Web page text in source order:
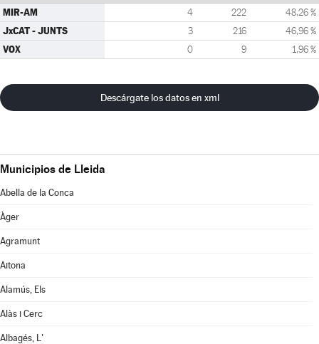
MIR-AM 4 222 48,26 %
JxCAT - JUNTS 3 216 46,96 %
VOX 0 9 1,96 %
Descárgate los datos en xml
Municipios de Lleida
Abella de la Conca
Àger
Agramunt
Aitona
Alamús, Els
Alàs i Cerc
Albagés, L'